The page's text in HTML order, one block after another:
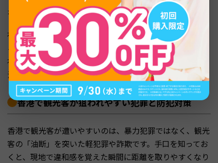
などが代表的です。
夜の食事や買い物の際は、こうしたエリアを起点に行動す
ると、移動中のリスクを大きく減らせます。慣れていない
初日は、ホテル併設のレストランや併設モール内で食事を
済ませるのもひとつの選択肢です。
香港で観光客が狙われやすい犯罪と防犯対策
香港で観光客が遭いやすいのは、暴力犯罪ではなく、観光
客の「油断」を突いた軽犯罪や詐欺です。手口を知ってお
くと、現地で違和感を覚えた瞬間に距離を取りやすくなり